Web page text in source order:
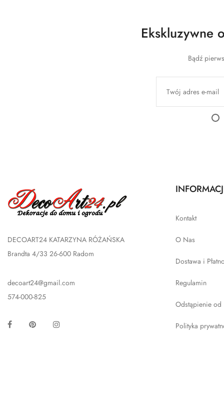
Ekskluzywne
Bądź
DECOART24 KATARZYNA RÓŻAŃSKA
Brandta 4/33 26-600 Radom
decoart24@gmail.com
574-000-825
Facebook Pinterest
Kontakt
O Nas
Dostawa i
Regulamin
Odstąpienie od
Polityka